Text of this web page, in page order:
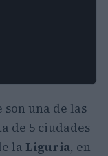
una de las
de 5 ciudades
la Liguria, en